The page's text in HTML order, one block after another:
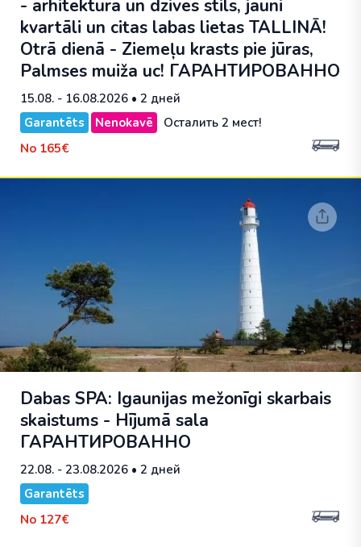
- arhitektūra un dzives stils, jauni
kvartāli un citas labas lietas TALLINĀ!
Otrā dienā - Ziemeļu krasts pie jūras,
Palmses muiža uc! ГАРАНТИРОВАННО
15.08. - 16.08.2026 • 2 дней
Garantēts
Nenokavē
Осталить 2 мест!
No 165€
Dabas SPA: Igaunijas mežonīgi skarbais
skaistums - Hījumā sala
ГАРАНТИРОВАННО
22.08. - 23.08.2026 • 2 дней
Garantēts
No 127€